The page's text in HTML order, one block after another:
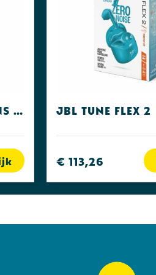
Fresh 'n Rebel Twins Fuse Steel Blue JBL Tune Flex 2
€ 113,26